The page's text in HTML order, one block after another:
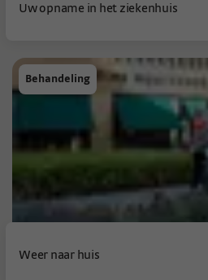
Uw opname in het ziekenhuis
Weer naar huis
Behandeling